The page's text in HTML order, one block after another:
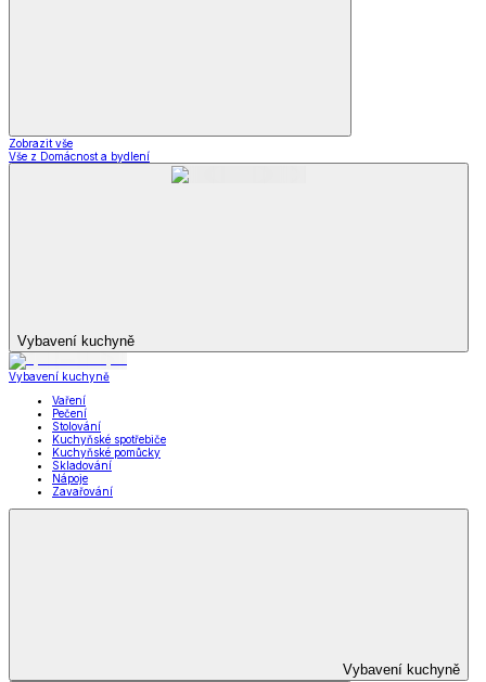
Zobrazit vše
Vše z Domácnost a bydlení
Vybavení kuchyně
Vybavení kuchyně
Vaření
Pečení
Stolování
Kuchyňské spotřebiče
Kuchyňské pomůcky
Skladování
Nápoje
Zavařování
Vybavení kuchyně